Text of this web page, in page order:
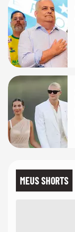
MEUS SHORTS